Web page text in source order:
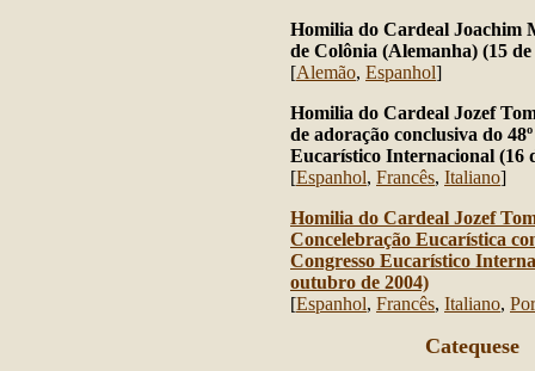
Homilia do Cardeal Joachim
de Colônia (Alemanha) (15
[Alemão, Espanhol]
Homilia do Cardeal Jozef
de adoração conclusiva do
Eucarístico Internacional (16
[Espanhol, Francês, Italiano]
Homilia do Cardeal Jozef
Concelebração Eucarística
Congresso Eucarístico
outubro de 2004)
[Espanhol, Francês, Italiano,
Catequese